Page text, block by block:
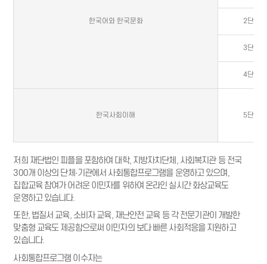
한국어와 한국문화 2단계
3단계
4단계
한국사회이해 5단계
저희 재단법인 피플을 포함하여 대학, 지방자치단체, 사회복지관 등 전국
300개 이상의 단체·기관에서 사회통합프로그램을 운영하고 있으며,
집합교육 참여가 어려운 이민자를 위하여 온라인 실시간 화상교육도
운영하고 있습니다.
또한, 법질서 교육, 소비자 교육, 재난안전 교육 등 각 전문기관이 개발한
맞춤형 교육도 제공함으로써 이민자의 보다 빠른 사회적응을 지원하고
있습니다.
사회통합프로그램 이수자는